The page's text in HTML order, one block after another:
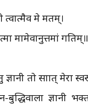
त्वात्मैव मे मतम्‌।
मामेवानुत्तमां गतिम्‌॥
तो साक्षात्‌ मेरा
बुद्धिवाला ज्ञानी